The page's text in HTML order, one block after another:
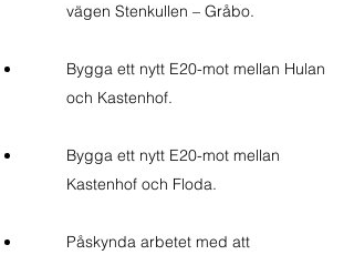
vägen Stenkullen – Gråbo.
Bygga ett nytt E20-mot mellan Hulan
och Kastenhof.
Bygga ett nytt E20-mot mellan
Kastenhof och Floda.
Påskynda arbetet med att